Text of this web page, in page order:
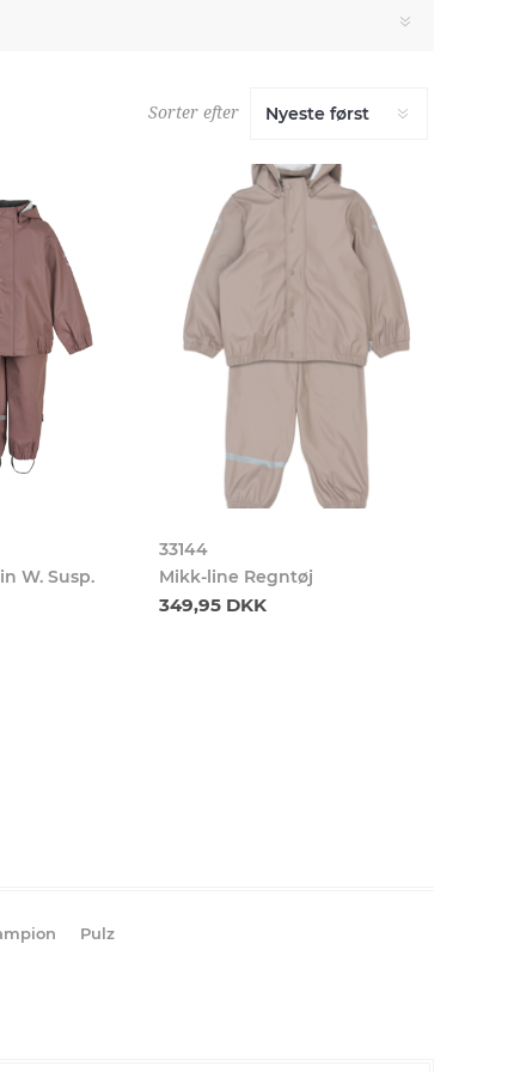
Sorter efter
W. Susp.
33144
Mikk-line Regntøj
349,95 DKK
Pulz